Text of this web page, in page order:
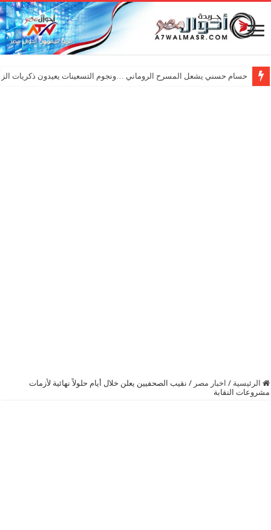
حسام حسني يشعل المسرح الروماني …ونجوم التسعينات يعيدون ذكريات
الرئيسية / اخبار مصر / نقيب الصحفيين يعلن خلال أيام حلولاً نهائية لأزمات
مشروعات النقابة